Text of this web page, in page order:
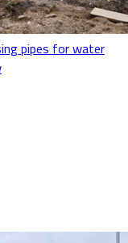
pipes for water